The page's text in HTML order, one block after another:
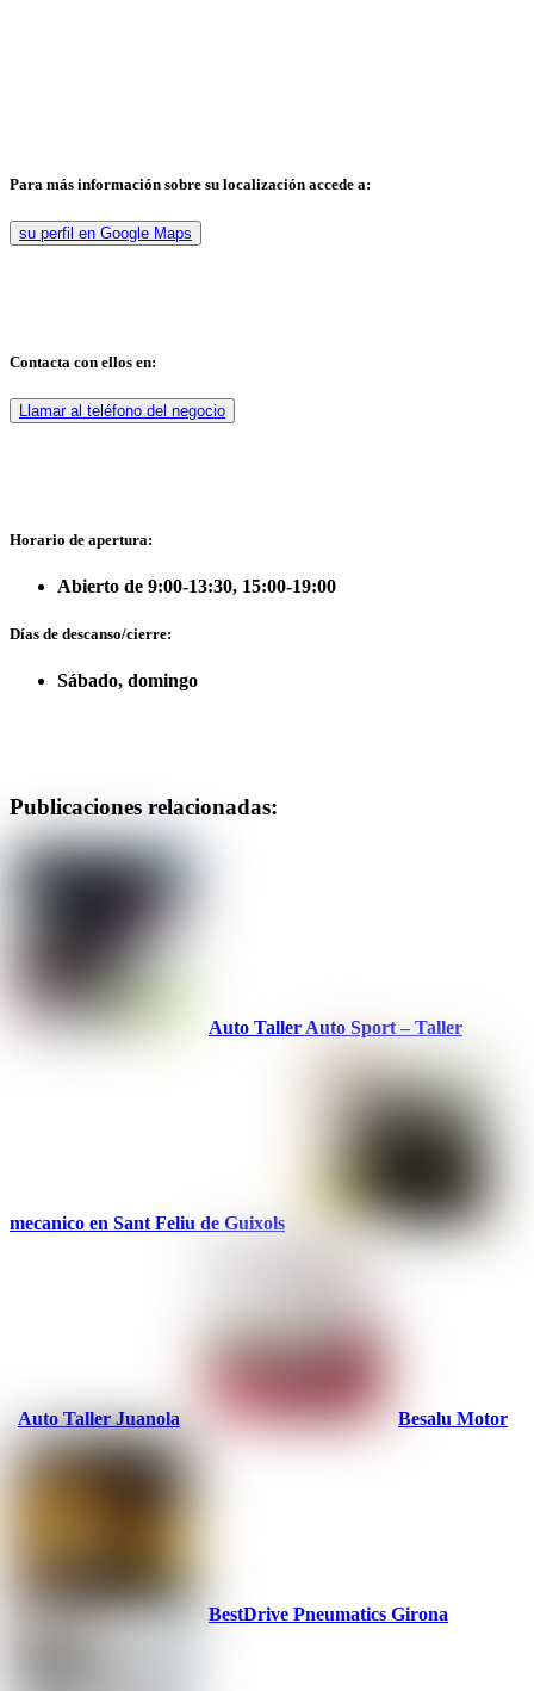
Para más información sobre su localización accede a:
su perfil en Google Maps
Contacta con ellos en:
Llamar al teléfono del negocio
Horario de apertura:
Abierto de 9:00-13:30, 15:00-19:00
Días de descanso/cierre:
Sábado, domingo
Publicaciones relacionadas:
Auto Taller Auto Sport – Taller
mecanico en Sant Feliu de Guixols
Auto Taller Juanola Besalu Motor
BestDrive Pneumatics Girona